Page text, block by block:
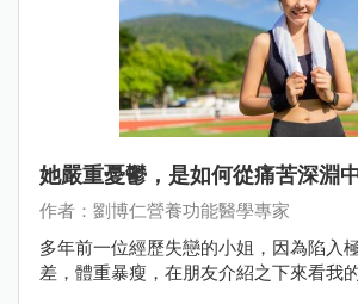
她嚴重憂鬱，是如何從痛苦深淵
作者：劉博仁營養功能醫學專家
多年前一位經歷失戀的小姐，因為陷入
差，體重暴瘦，在朋友介紹之下來看我